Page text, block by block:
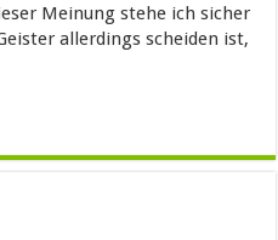
Meinung stehe ich sicher
allerdings scheiden ist,